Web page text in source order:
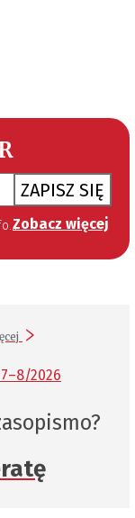
ZAPISZ SIĘ
Zobacz więcej